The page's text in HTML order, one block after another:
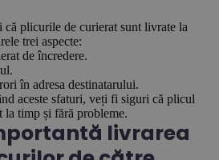
că plicurile de curierat sunt livrate la
trei aspecte:
de încredere.
în adresa destinatarului.
aceste sfaturi, veți fi siguri că plicul
timp și fără probleme.
livrarea